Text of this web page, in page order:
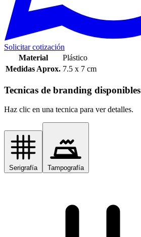
Solicitar cotización
Material
Plástico
Medidas Aprox. 7.5 x 7 cm
Tecnicas de branding disponibles
Haz clic en una tecnica para ver detalles.
Serigrafía Tampografía